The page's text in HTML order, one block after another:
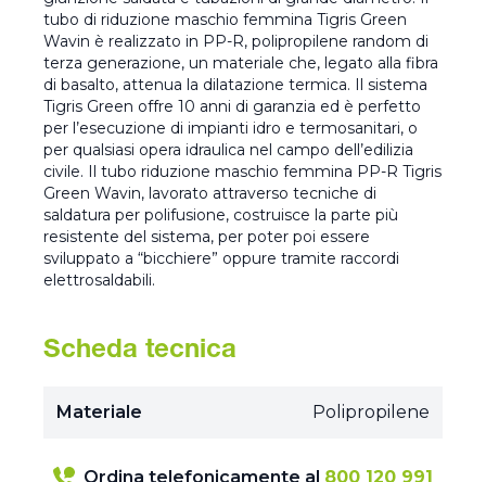
tubo di riduzione maschio femmina Tigris Green
Wavin è realizzato in PP-R, polipropilene random di
terza generazione, un materiale che, legato alla fibra
di basalto, attenua la dilatazione termica. Il sistema
Tigris Green offre 10 anni di garanzia ed è perfetto
per l’esecuzione di impianti idro e termosanitari, o
per qualsiasi opera idraulica nel campo dell’edilizia
civile. Il tubo riduzione maschio femmina PP-R Tigris
Green Wavin, lavorato attraverso tecniche di
saldatura per polifusione, costruisce la parte più
resistente del sistema, per poter poi essere
sviluppato a “bicchiere” oppure tramite raccordi
elettrosaldabili.
Scheda tecnica
Materiale Polipropilene
Ordina telefonicamente al 800 120 991